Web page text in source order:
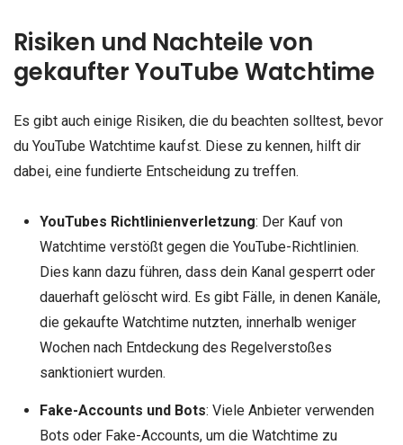
Risiken und Nachteile von
gekaufter YouTube Watchtime
Es gibt auch einige Risiken, die du beachten solltest, bevor
du YouTube Watchtime kaufst. Diese zu kennen, hilft dir
dabei, eine fundierte Entscheidung zu treffen.
YouTubes Richtlinienverletzung: Der Kauf von
Watchtime verstößt gegen die YouTube-Richtlinien.
Dies kann dazu führen, dass dein Kanal gesperrt oder
dauerhaft gelöscht wird. Es gibt Fälle, in denen Kanäle,
die gekaufte Watchtime nutzten, innerhalb weniger
Wochen nach Entdeckung des Regelverstoßes
sanktioniert wurden.
Fake-Accounts und Bots: Viele Anbieter verwenden
Bots oder Fake-Accounts, um die Watchtime zu